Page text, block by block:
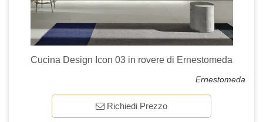
Cucina Design Icon 03 in rovere di Ernestomeda
Ernestomeda
Richiedi Prezzo